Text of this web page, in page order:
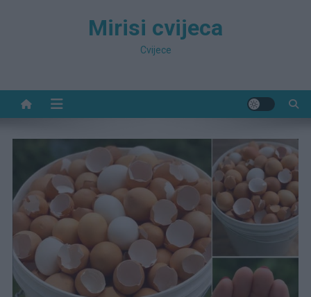
Mirisi cvijeca
Cvijece